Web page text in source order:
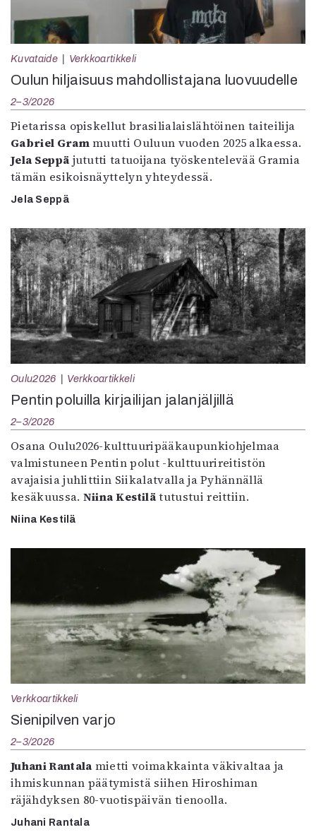
Kuvataide Verkkoartikkeli
Oulun hiljaisuus mahdollistajana luovuudelle
2–3/2026
Pietarissa opiskellut brasilialaislähtöinen taiteilija
Gabriel Grammuutti Ouluun vuoden 2025 alkaessa.
Jela Seppä jututti tatuoijana työskentelevää Gramia
tämän esikoisnäyttelyn yhteydessä.
Jela Seppä
Oulu2026 Verkkoartikkeli
Pentin poluilla kirjailijan jalanjäljillä
2–3/2026
Osana Oulu2026-kulttuuripääkaupunkiohjelmaa
valmistuneen Pentin polut -kulttuurireitistön
avajaisia juhlittiin Siikalatvalla ja Pyhännällä
kesäkuussa. Niina Kestilätutustui reittiin.
Niina Kestilä
Verkkoartikkeli
Sienipilven varjo
2–3/2026
Juhani Rantala mietti voimakkainta väkivaltaa ja
ihmiskunnan päätymistä siihen Hiroshiman
räjähdyksen 80-vuotispäivän tienoolla.
Juhani Rantala